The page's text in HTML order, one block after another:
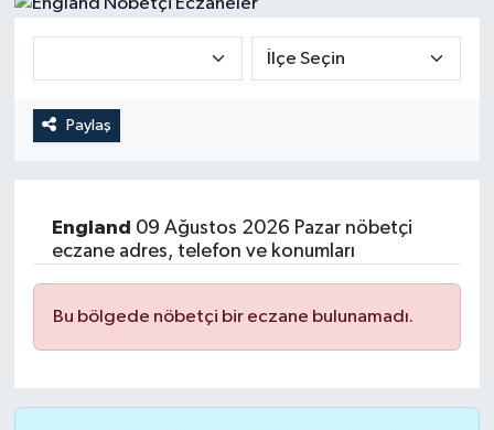
Paylaş
England 09 Ağustos 2026 Pazar nöbetçi
eczane adres, telefon ve konumları
Bu bölgede nöbetçi bir eczane bulunamadı.